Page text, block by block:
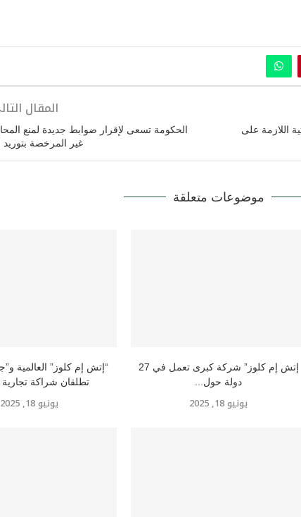
اللازمة على
المقال
الحكومة تسعى لإقرار ضوابط جديدة لمنع
غير المرخصة
موضوعات متعلقة
“إتش إم كلوز” العالمية
تطلقان شراكة تجارية
يونيو 18, 2025
إتش إم كلوز” شركة كبرى تعمل في 27
دولة حول...
يونيو 18, 2025